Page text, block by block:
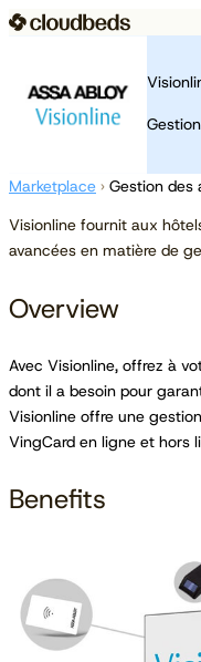
Marketplace › Gestion des
Visionline fournit aux
avancées en matière de
Overview
Avec Visionline, offrez à
dont il a besoin pour
Visionline offre une
VingCard en ligne et hors
Benefits